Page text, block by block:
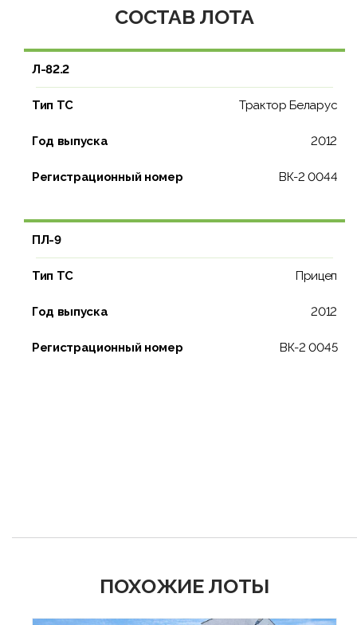
СОСТАВ ЛОТА
Л-82.2
Тип ТС Трактор Беларус
Год выпуска 2012
Регистрационный номер ВК-2 0044
ПЛ-9
Тип ТС Прицеп
Год выпуска 2012
Регистрационный номер ВК-2 0045
ПОХОЖИЕ ЛОТЫ